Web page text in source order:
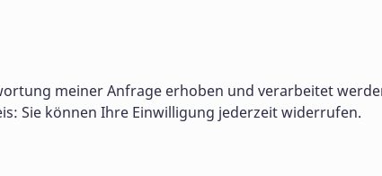
mitteilen. Hierbei kann es sich z. B.
Besuch der Website durch unsere IT-
Betriebssystem oder Uhrzeit des
sobald Sie diese Website betreten.
meiner Anfrage erhoben und verarbeitet
Sie können Ihre Einwilligung jederzeit widerrufen.